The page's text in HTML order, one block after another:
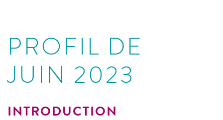
PROFIL DE
JUIN 2023
INTRODUCTION